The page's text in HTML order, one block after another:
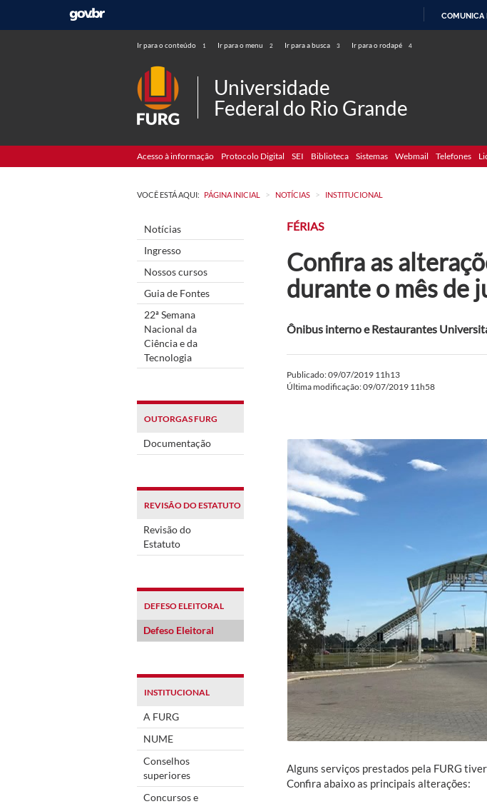
COMUNICA
Ir para o conteúdo 1 Ir para o menu 2 Ir para a busca 3 Ir para o rodapé 4
Universidade
Federal do Rio Grande
Acesso à informação Protocolo Digital SEI Biblioteca Sistemas Webmail Telefones
VOCÊ ESTÁ AQUI: PÁGINA INICIAL > NOTÍCIAS > INSTITUCIONAL
Notícias
Ingresso
Nossos cursos
Guia de Fontes
22ª Semana
Nacional da
Ciência e da
Tecnologia
OUTORGAS FURG
Documentação
REVISÃO DO ESTATUTO
Revisão do
Estatuto
DEFESO ELEITORAL
Defeso Eleitoral
INSTITUCIONAL
A FURG
NUME
Conselhos
superiores
Concursos e
FÉRIAS
Confira as
durante o mês de
Ônibus interno e Restaurantes
Publicado: 09/07/2019 11h13
Última modificação: 09/07/2019 11h58
Alguns serviços prestados pela FURG
Confira abaixo as principais alterações: